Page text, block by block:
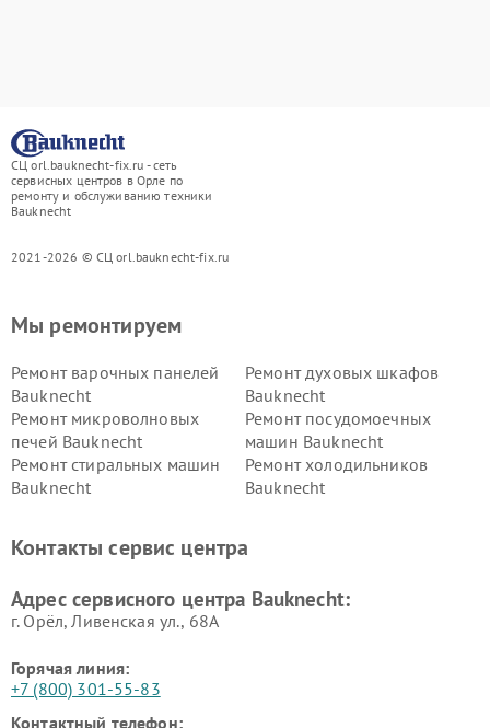
СЦ orl.bauknecht-fix.ru - сеть
сервисных центров в Орле по
ремонту и обслуживанию техники
Bauknecht
2021-2026 © СЦ orl.bauknecht-fix.ru
Мы ремонтируем
Ремонт варочных панелей
Bauknecht
Ремонт духовых шкафов
Bauknecht
Ремонт микроволновых
печей Bauknecht
Ремонт посудомоечных
машин Bauknecht
Ремонт стиральных машин
Bauknecht
Ремонт холодильников
Bauknecht
Контакты сервис центра
Адрес сервисного центра Bauknecht:
г. Орёл, Ливенская ул., 68А
Горячая линия:
+7 (800) 301-55-83
Контактный телефон: